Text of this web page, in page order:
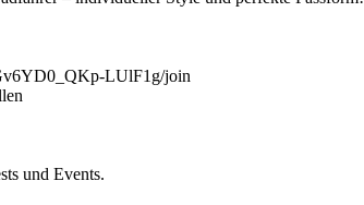
LUlF1g/join
und Events.